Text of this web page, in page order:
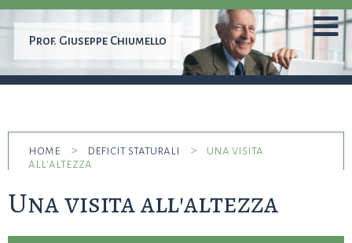
Prof. Giuseppe Chiumello
home > deficit staturali >
una visita
all'altezza
Una visita all'altezza